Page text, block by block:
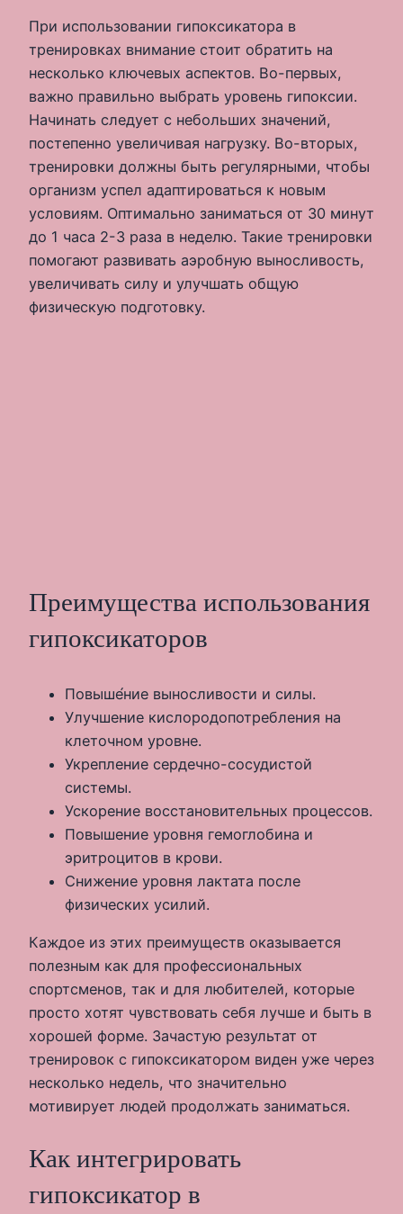
При использовании гипоксикатора в
тренировках внимание стоит обратить на
несколько ключевых аспектов. Во-первых,
важно правильно выбрать уровень гипоксии.
Начинать следует с небольших значений,
постепенно увеличивая нагрузку. Во-вторых,
тренировки должны быть регулярными, чтобы
организм успел адаптироваться к новым
условиям. Оптимально заниматься от 30 минут
до 1 часа 2-3 раза в неделю. Такие тренировки
помогают развивать аэробную выносливость,
увеличивать силу и улучшать общую
физическую подготовку.
Преимущества использования
гипоксикаторов
Повыше́ние выносливости и силы.
Улучшение кислородопотребления на
клеточном уровне.
Укрепление сердечно-сосудистой
системы.
Ускорение восстановительных процессов.
Повышение уровня гемоглобина и
эритроцитов в крови.
Снижение уровня лактата после
физических усилий.
Каждое из этих преимуществ оказывается
полезным как для профессиональных
спортсменов, так и для любителей, которые
просто хотят чувствовать себя лучше и быть в
хорошей форме. Зачастую результат от
тренировок с гипоксикатором виден уже через
несколько недель, что значительно
мотивирует людей продолжать заниматься.
Как интегрировать
гипоксикатор в